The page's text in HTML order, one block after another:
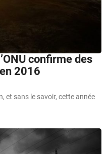
confirme des
2016
et sans le savoir, cette année